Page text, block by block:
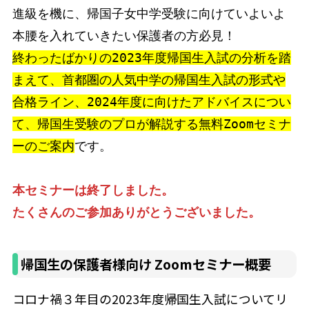
進級を機に、帰国子女中学受験に向けていよいよ
終わったばかりの2023年度帰国生入試の分析を踏
まえて、首都圏の人気中学の帰国生入試の形式や
合格ライン、2024年度に向けたアドバイスについ
て、帰国生受験のプロが解説する無料Zoomセミナ
ーのご案内です。
本セミナーは終了しました。
たくさんのご参加ありがとうございました。
帰国生の保護者様向け Zoomセミナー概要
コロナ禍３年目の2023年度帰国生入試についてリ